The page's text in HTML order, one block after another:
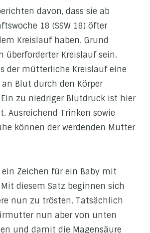
davon, dass sie ab
18 (SSW 18) öfter
Kreislauf haben. Grund
überforderter Kreislauf sein.
der mütterliche Kreislauf eine
Blut durch den Körper
zu niedriger Blutdruck ist hier
Ausreichend Trinken sowie
können der werdenden Mutter
Zeichen für ein Baby mit
diesem Satz beginnen sich
nun zu trösten. Tatsächlich
nun aber von unten
und damit die Magensäure